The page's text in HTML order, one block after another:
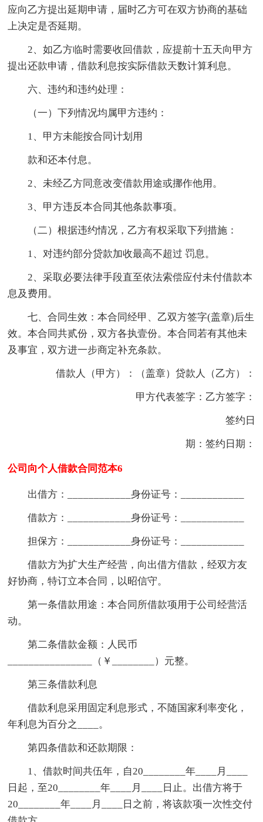
应向乙方提出延期申请，届时乙方可在双方协商的基础
上决定是否延期。
2、如乙方临时需要收回借款，应提前十五天向甲方
提出还款申请，借款利息按实际借款天数计算利息。
六、违约和违约处理：
（一）下列情况均属甲方违约：
1、甲方未能按合同计划用
款和还本付息。
2、未经乙方同意改变借款用途或挪作他用。
3、甲方违反本合同其他条款事项。
（二）根据违约情况，乙方有权采取下列措施：
1、对违约部分贷款加收最高不超过 罚息。
2、采取必要法律手段直至依法索偿应付未付借款本
息及费用。
七、合同生效：本合同经甲、乙双方签字(盖章)后生
效。本合同共贰份，双方各执壹份。本合同若有其他未
及事宜，双方进一步商定补充条款。
借款人（甲方）：（盖章）贷款人（乙方）：
甲方代表签字：乙方签字：
签约日
期：签约日期：
公司向个人借款合同范本6
出借方：____________身份证号：____________
借款方：____________身份证号：____________
担保方：____________身份证号：____________
借款方为扩大生产经营，向出借方借款，经双方友
好协商，特订立本合同，以昭信守。
第一条借款用途：本合同所借款项用于公司经营活
动。
第二条借款金额：人民币
________________（￥________）元整。
第三条借款利息
借款利息采用固定利息形式，不随国家利率变化，
年利息为百分之____。
第四条借款和还款期限：
1、借款时间共伍年，自20________年____月____
日起，至20________年____月____日止。出借方将于
20________年____月____日之前，将该款项一次性交付